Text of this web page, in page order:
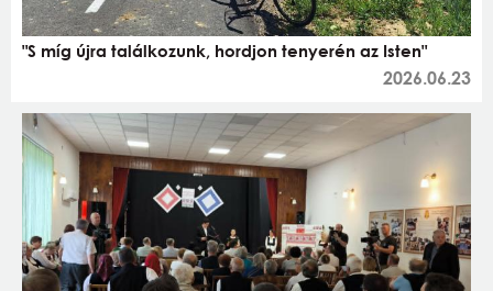
"S míg újra találkozunk, hordjon tenyerén az Isten"
2026.06.23